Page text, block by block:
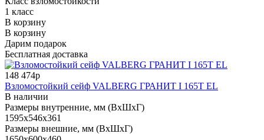
1 класс
В корзину
В корзину
Дарим подарок
Бесплатная доставка
148 474р
Взломостойкий сейф VALBERG ГРАНИТ I 165T EL
В наличии
Размеры внутренние, мм (ВхШхГ)
1595x546x361
Размеры внешние, мм (ВхШхГ)